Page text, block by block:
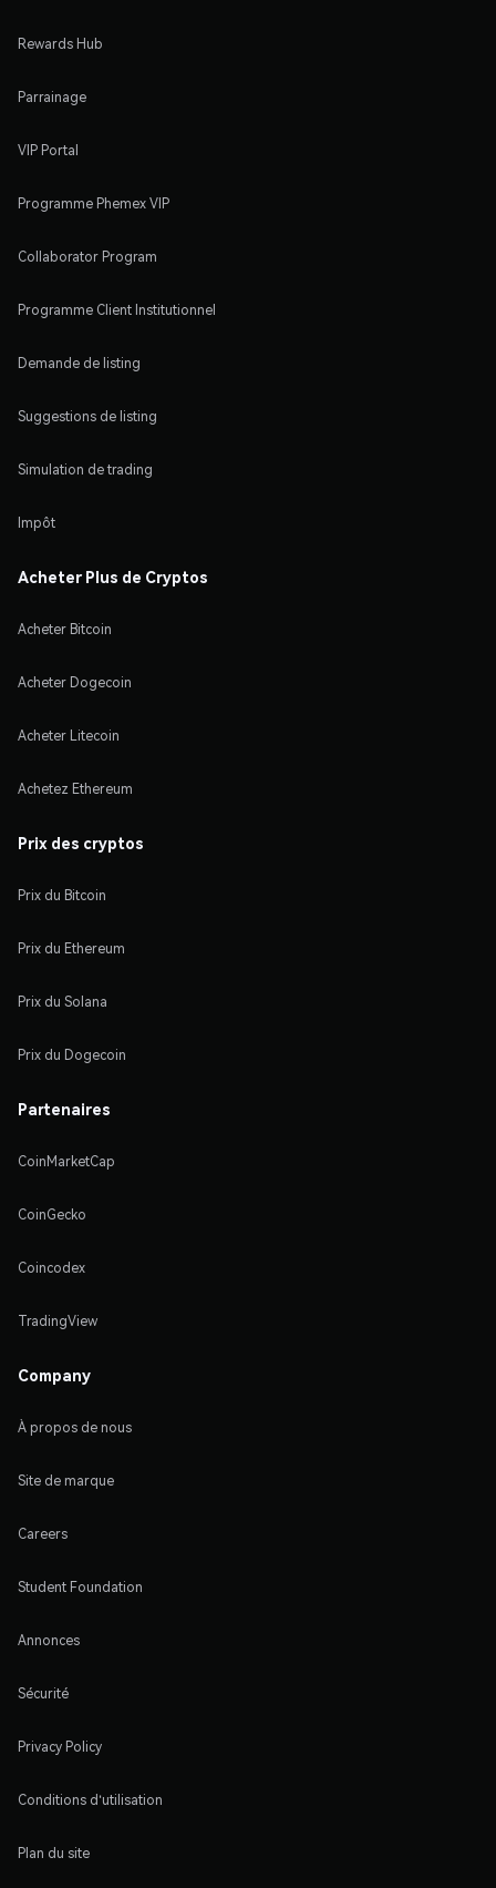
Rewards Hub
Parrainage
VIP Portal
Programme Phemex VIP
Collaborator Program
Programme Client Institutionnel
Demande de listing
Suggestions de listing
Simulation de trading
Impôt
Acheter Plus de Cryptos
Acheter Bitcoin
Acheter Dogecoin
Acheter Litecoin
Achetez Ethereum
Prix des cryptos
Prix du Bitcoin
Prix du Ethereum
Prix du Solana
Prix du Dogecoin
Partenaires
CoinMarketCap
CoinGecko
Coincodex
TradingView
Company
À propos de nous
Site de marque
Careers
Student Foundation
Annonces
Sécurité
Privacy Policy
Conditions d'utilisation
Plan du site